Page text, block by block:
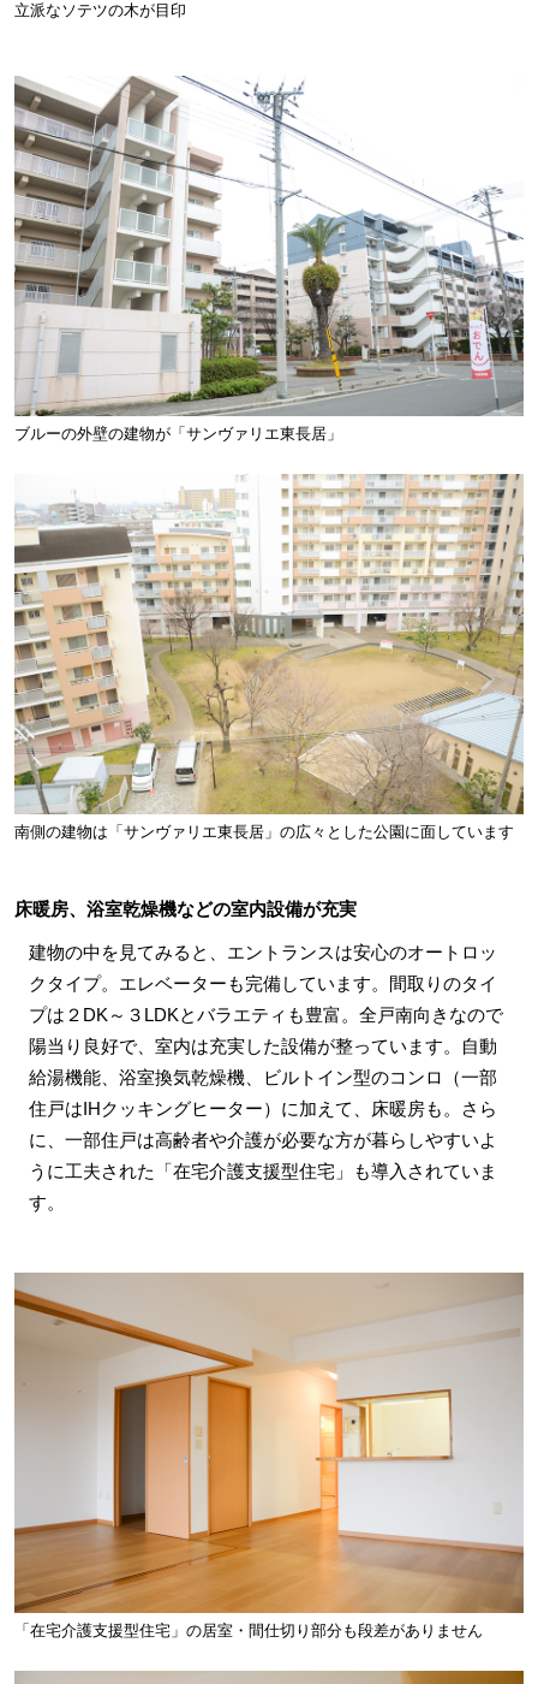
立派なソテツの木が目印
ブルーの外壁の建物が「サンヴァリエ東長居」
南側の建物は「サンヴァリエ東長居」の広々とした公園に面しています
床暖房、浴室乾燥機などの室内設備が充実
建物の中を見てみると、エントランスは安心のオートロッ
クタイプ。エレベーターも完備しています。間取りのタイ
プは２DK～３LDKとバラエティも豊富。全戸南向きなので
陽当り良好で、室内は充実した設備が整っています。自動
給湯機能、浴室換気乾燥機、ビルトイン型のコンロ（一部
住戸はIHクッキングヒーター）に加えて、床暖房も。さら
に、一部住戸は高齢者や介護が必要な方が暮らしやすいよ
うに工夫された「在宅介護支援型住宅」も導入されていま
す。
「在宅介護支援型住宅」の居室・間仕切り部分も段差がありません